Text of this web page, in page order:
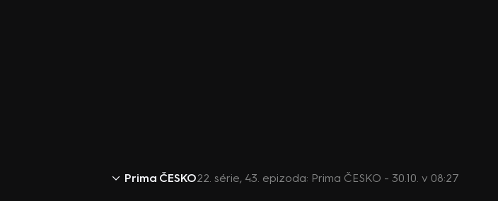
Prima ČESKO22. série, 43. epizoda: Prima ČESKO - 30.10. v 08:27